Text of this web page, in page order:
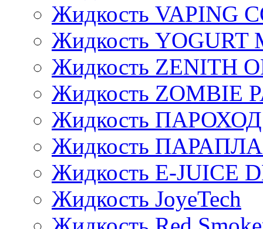
Жидкость VAPING
Жидкость YOGURT
Жидкость ZENITH
Жидкость ZOMBIE
Жидкость ПАРОХОД
Жидкость
Жидкость E-JUIСE
Жидкость JoyeTech